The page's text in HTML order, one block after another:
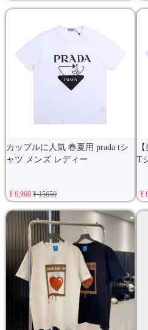
カップルに人気 春夏用 prada tシ
ャツ メンズ レディー
¥ 6,960¥ 15650
T
¥